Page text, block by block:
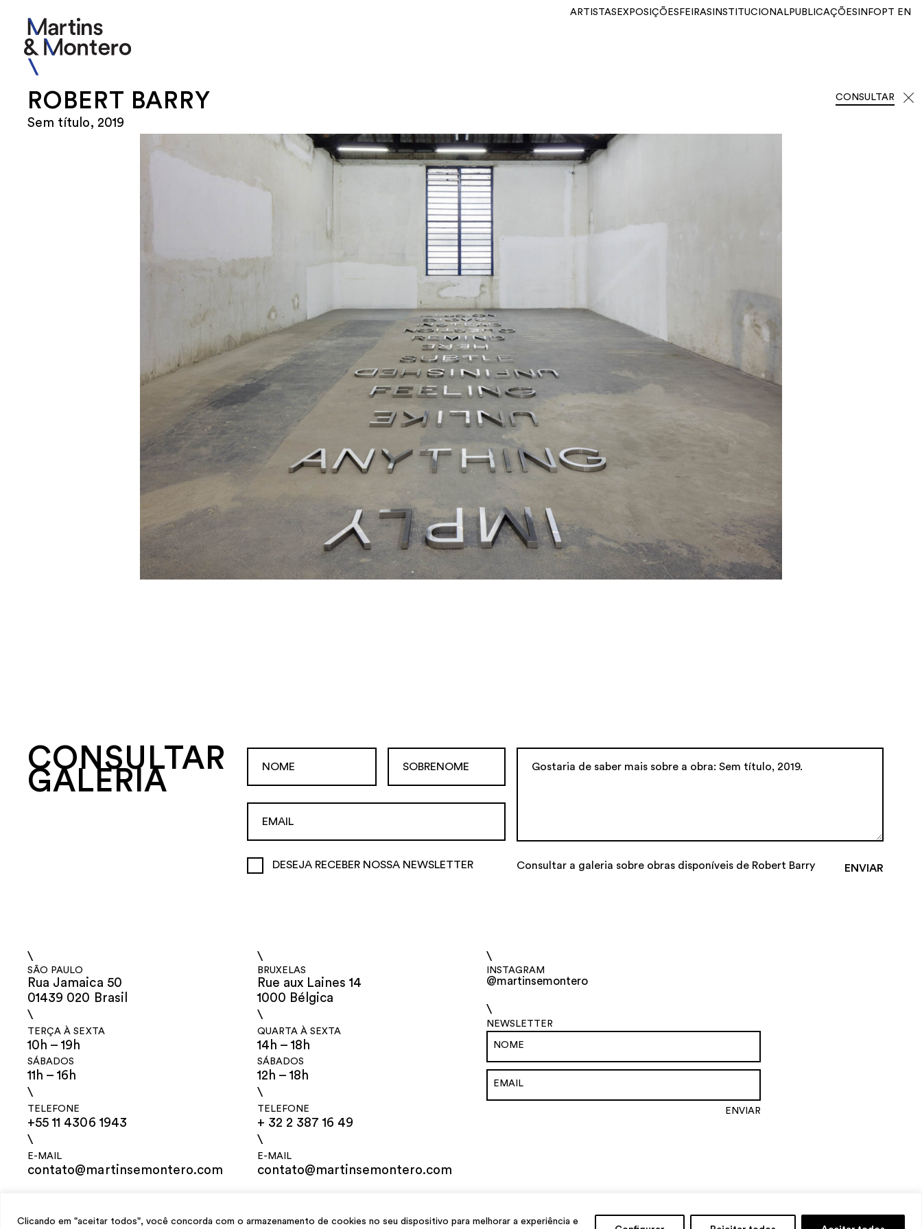
Clicando em "aceitar todos", você concorda com o armazenamento de cookies no seu dispositivo para melhorar a experiência e
ARTISTAS EXPOSIÇÕES FEIRAS INSTITUCIONAL PUBLICAÇÕES INFO PT EN
ROBERT BARRY
Sem título, 2019
CONSULTAR
CONSULTAR
GALERIA
DESEJA RECEBER NOSSA NEWSLETTER Consultar a galeria sobre obras disponíveis de Robert Barry
\
SÃO PAULO
Rua Jamaica 50
01439 020 Brasil
\
TERÇA À SEXTA
10h – 19h
SÁBADOS
11h – 16h
\
TELEFONE
+55 11 4306 1943
\
E-MAIL
contato@martinsemontero.com
\
BRUXELAS
Rue aux Laines 14
1000 Bélgica
\
QUARTA À SEXTA
14h – 18h
SÁBADOS
12h – 18h
\
TELEFONE
+ 32 2 387 16 49
\
E-MAIL
contato@martinsemontero.com
\
INSTAGRAM
@martinsemontero
\
NEWSLETTER